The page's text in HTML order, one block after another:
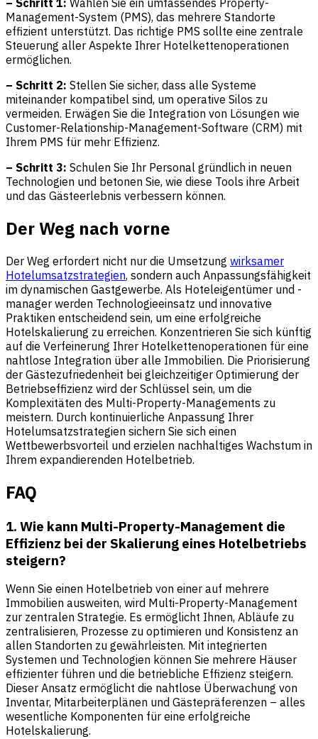
– Schritt 1: Wählen Sie ein umfassendes Property-
Management-System (PMS), das mehrere Standorte
effizient unterstützt. Das richtige PMS sollte eine zentrale
Steuerung aller Aspekte Ihrer Hotelkettenoperationen
ermöglichen.
– Schritt 2: Stellen Sie sicher, dass alle Systeme
miteinander kompatibel sind, um operative Silos zu
vermeiden. Erwägen Sie die Integration von Lösungen wie
Customer-Relationship-Management-Software (CRM) mit
Ihrem PMS für mehr Effizienz.
– Schritt 3: Schulen Sie Ihr Personal gründlich in neuen
Technologien und betonen Sie, wie diese Tools ihre Arbeit
und das Gästeerlebnis verbessern können.
Der Weg nach vorne
Der Weg erfordert nicht nur die Umsetzung wirksamer
Hotelumsatzstrategien, sondern auch Anpassungsfähigkeit
im dynamischen Gastgewerbe. Als Hoteleigentümer und -
manager werden Technologieeinsatz und innovative
Praktiken entscheidend sein, um eine erfolgreiche
Hotelskalierung zu erreichen. Konzentrieren Sie sich künftig
auf die Verfeinerung Ihrer Hotelkettenoperationen für eine
nahtlose Integration über alle Immobilien. Die Priorisierung
der Gästezufriedenheit bei gleichzeitiger Optimierung der
Betriebseffizienz wird der Schlüssel sein, um die
Komplexitäten des Multi-Property-Managements zu
meistern. Durch kontinuierliche Anpassung Ihrer
Hotelumsatzstrategien sichern Sie sich einen
Wettbewerbsvorteil und erzielen nachhaltiges Wachstum in
Ihrem expandierenden Hotelbetrieb.
FAQ
1. Wie kann Multi-Property-Management die
Effizienz bei der Skalierung eines Hotelbetriebs
steigern?
Wenn Sie einen Hotelbetrieb von einer auf mehrere
Immobilien ausweiten, wird Multi-Property-Management
zur zentralen Strategie. Es ermöglicht Ihnen, Abläufe zu
zentralisieren, Prozesse zu optimieren und Konsistenz an
allen Standorten zu gewährleisten. Mit integrierten
Systemen und Technologien können Sie mehrere Häuser
effizienter führen und die betriebliche Effizienz steigern.
Dieser Ansatz ermöglicht die nahtlose Überwachung von
Inventar, Mitarbeiterplänen und Gästepräferenzen – alles
wesentliche Komponenten für eine erfolgreiche
Hotelskalierung.